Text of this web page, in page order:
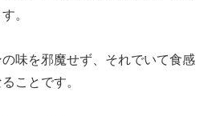
。
味を邪魔せず、それでいて食感
ことです。